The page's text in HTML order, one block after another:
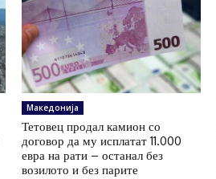
Македонија
Тетовец продал камион со
договор да му исплатат 11.000
евра на рати – останал без
возилото и без парите